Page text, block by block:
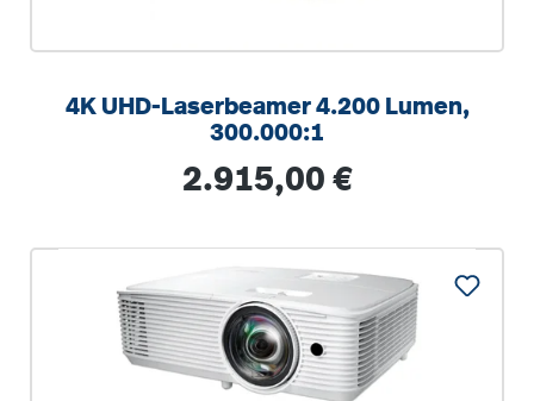
4K UHD-Laserbeamer 4.200 Lumen,
300.000:1
Regulärer Preis:
2.915,00 €